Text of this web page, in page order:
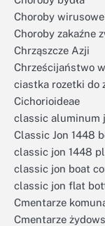
Choroby wirusowe
Choroby zakaźne
Chrząszcze Azji
Chrześcijaństwo
ciastka rozetki do
Cichorioideae
classic aluminum
Classic Jon 1448
classic jon 1448
classic jon boat
classic jon flat
Cmentarze
Cmentarze